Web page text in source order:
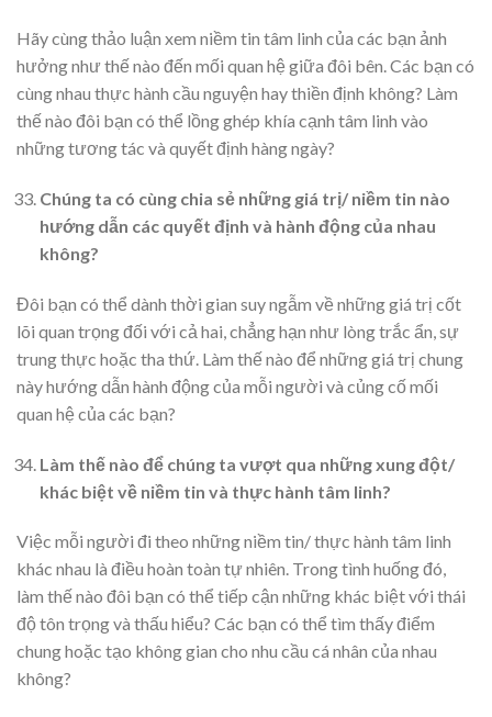
Hãy cùng thảo luận xem niềm tin tâm linh của các bạn ảnh
hưởng như thế nào đến mối quan hệ giữa đôi bên. Các bạn có
cùng nhau thực hành cầu nguyện hay thiền định không? Làm
thế nào đôi bạn có thể lồng ghép khía cạnh tâm linh vào
những tương tác và quyết định hàng ngày?
Chúng ta có cùng chia sẻ những giá trị/ niềm tin nào
hướng dẫn các quyết định và hành động của nhau
không?
Đôi bạn có thể dành thời gian suy ngẫm về những giá trị cốt
lõi quan trọng đối với cả hai, chẳng hạn như lòng trắc ẩn, sự
trung thực hoặc tha thứ. Làm thế nào để những giá trị chung
này hướng dẫn hành động của mỗi người và củng cố mối
quan hệ của các bạn?
Làm thế nào để chúng ta vượt qua những xung đột/
khác biệt về niềm tin và thực hành tâm linh?
Việc mỗi người đi theo những niềm tin/ thực hành tâm linh
khác nhau là điều hoàn toàn tự nhiên. Trong tình huống đó,
làm thế nào đôi bạn có thể tiếp cận những khác biệt với thái
độ tôn trọng và thấu hiểu? Các bạn có thể tìm thấy điểm
chung hoặc tạo không gian cho nhu cầu cá nhân của nhau
không?